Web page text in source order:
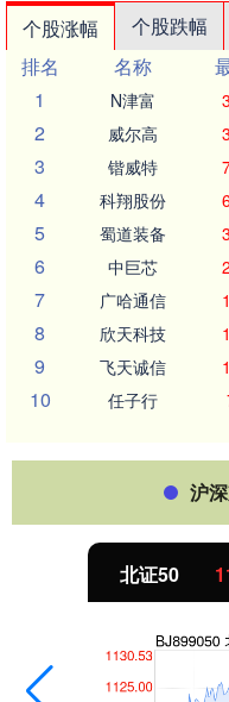
个股涨幅 个股跌幅
排名
名称
1
N津富
2 威尔高
3 锴威特
4 科翔股份
5 蜀道装备
6 中巨芯
7 广哈通信
8 欣天科技
9 飞天诚信
10 任子行
沪
北证50